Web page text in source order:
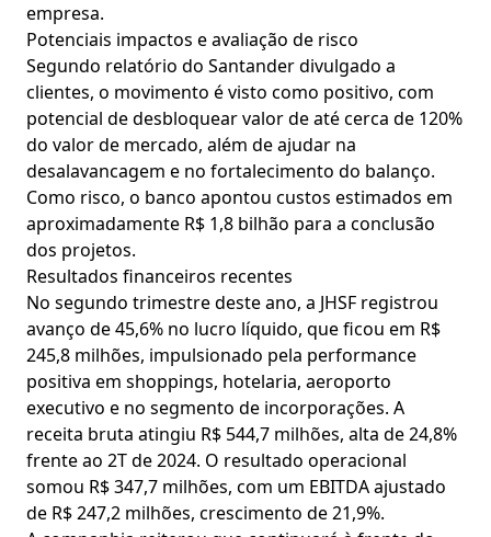
empresa.
Potenciais impactos e avaliação de risco
Segundo relatório do Santander divulgado a
clientes, o movimento é visto como positivo, com
potencial de desbloquear valor de até cerca de 120%
do valor de mercado, além de ajudar na
desalavancagem e no fortalecimento do balanço.
Como risco, o banco apontou custos estimados em
aproximadamente R$ 1,8 bilhão para a conclusão
dos projetos.
Resultados financeiros recentes
No segundo trimestre deste ano, a JHSF registrou
avanço de 45,6% no lucro líquido, que ficou em R$
245,8 milhões, impulsionado pela performance
positiva em shoppings, hotelaria, aeroporto
executivo e no segmento de incorporações. A
receita bruta atingiu R$ 544,7 milhões, alta de 24,8%
frente ao 2T de 2024. O resultado operacional
somou R$ 347,7 milhões, com um EBITDA ajustado
de R$ 247,2 milhões, crescimento de 21,9%.